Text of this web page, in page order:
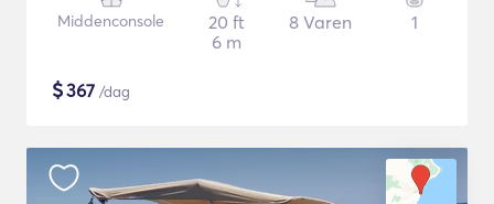
Middenconsole
20 ft
6 m
8 Varen 1
$367 /dag